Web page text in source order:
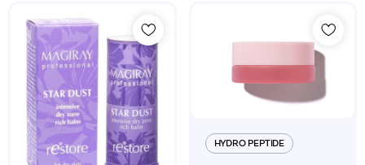
HYDRO PEPTIDE